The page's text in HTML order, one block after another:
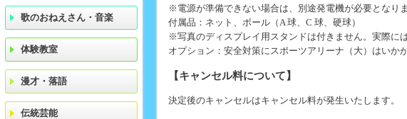
※電源が準備できない場合は、別途発電機が必要となりま
付属品：ネット、ボール（A 球、C 球、硬球）
※写真のディスプレイ用スタンドは付きません。実際に
オプション：安全対策にスポーツアリーナ（大）はいか
【キャンセル料について】
決定後のキャンセルはキャンセル料が発生いたします。
歌のおねえさん・音楽
体験教室
漫才・落語
伝統芸能